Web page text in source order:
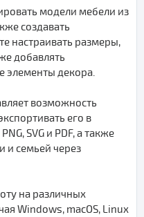
модели мебели из
создавать
настраивать размеры,
добавлять
элементы декора.
возможность
его в
SVG и PDF, а также
и семьей через
на различных
Windows, macOS, Linux